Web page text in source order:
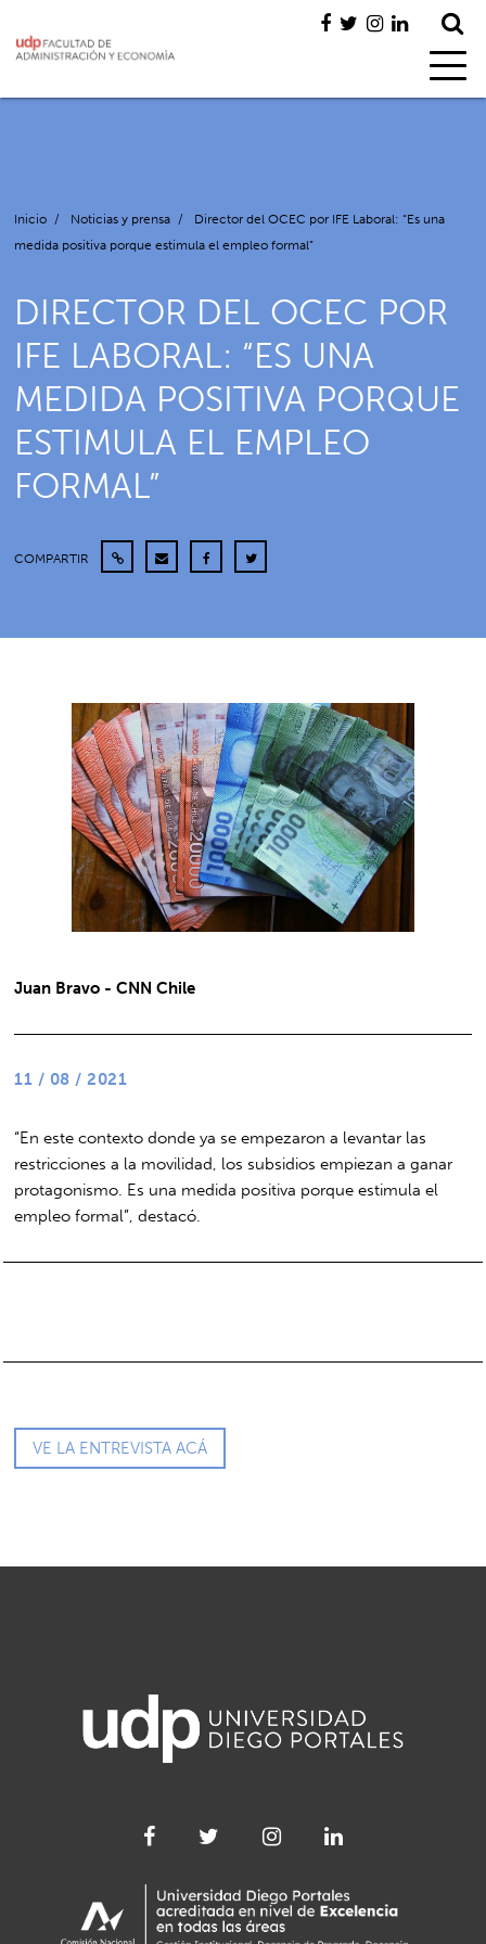
Inicio / Noticias y prensa /
Director del OCEC por IFE Laboral: “Es una
medida positiva porque estimula el empleo formal”
DIRECTOR DEL OCEC POR
IFE LABORAL: “ES UNA
MEDIDA POSITIVA PORQUE
ESTIMULA EL EMPLEO
FORMAL”
COMPARTIR
Juan Bravo - CNN Chile
11 / 08 / 2021
“En este contexto donde ya se empezaron a levantar las
restricciones a la movilidad, los subsidios empiezan a ganar
protagonismo. Es una medida positiva porque estimula el
empleo formal”, destacó.
VE LA ENTREVISTA ACÁ